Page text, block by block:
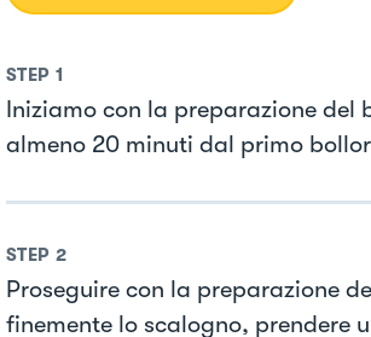
STEP 1
Iniziamo con la preparazione
almeno 20 minuti dal primo
STEP 2
Proseguire con la preparazione
finemente lo scalogno, prendere